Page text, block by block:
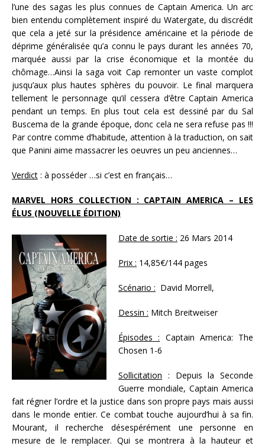
l’une des sagas les plus connues de Captain America. Un arc
bien entendu complètement inspiré du Watergate, du discrédit
que cela a jeté sur la présidence américaine et la période de
déprime généralisée qu’a connu le pays durant les années 70,
marquée aussi par la crise économique et la montée du
chômage…Ainsi la saga voit Cap remonter un vaste complot
jusqu’aux plus hautes sphères du pouvoir. Le final marquera
tellement le personnage qu’il cessera d’être Captain America
pendant un temps. En plus tout cela est dessiné par du Sal
Buscema de la grande époque, donc cela ne sera refuse pas !!!
Par contre comme d’habitude, attention à la traduction, on sait
que Panini aime massacrer les oeuvres un peu anciennes…
Verdict : à posséder …si c’est en français…
MARVEL HORS COLLECTION : CAPTAIN AMERICA – LES
ÉLUS (NOUVELLE ÉDITION)
Date de sortie : 26 Mars 2014
Prix : 14,85€/144 pages
Scénario : David Morrell,
Dessin : Mitch Breitweiser
Épisodes : Captain America: The
Chosen 1-6
Sollicitation : Depuis la Seconde
Guerre mondiale, Captain America
fait régner l’ordre et la justice dans son propre pays mais aussi
dans le monde entier. Ce combat touche aujourd’hui à sa fin.
Mourant, il recherche désespérément une personne en
mesure de le remplacer. Qui se montrera à la hauteur et